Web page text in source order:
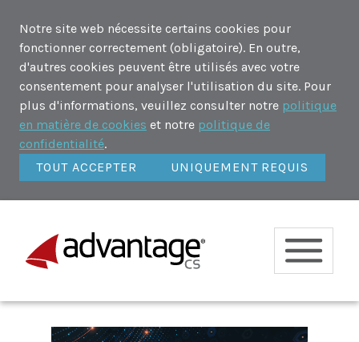
Notre site web nécessite certains cookies pour
fonctionner correctement (obligatoire). En outre,
d'autres cookies peuvent être utilisés avec votre
consentement pour analyser l'utilisation du site. Pour
plus d'informations, veuillez consulter notre politique
en matière de cookies et notre politique de
confidentialité.
TOUT ACCEPTER
UNIQUEMENT REQUIS